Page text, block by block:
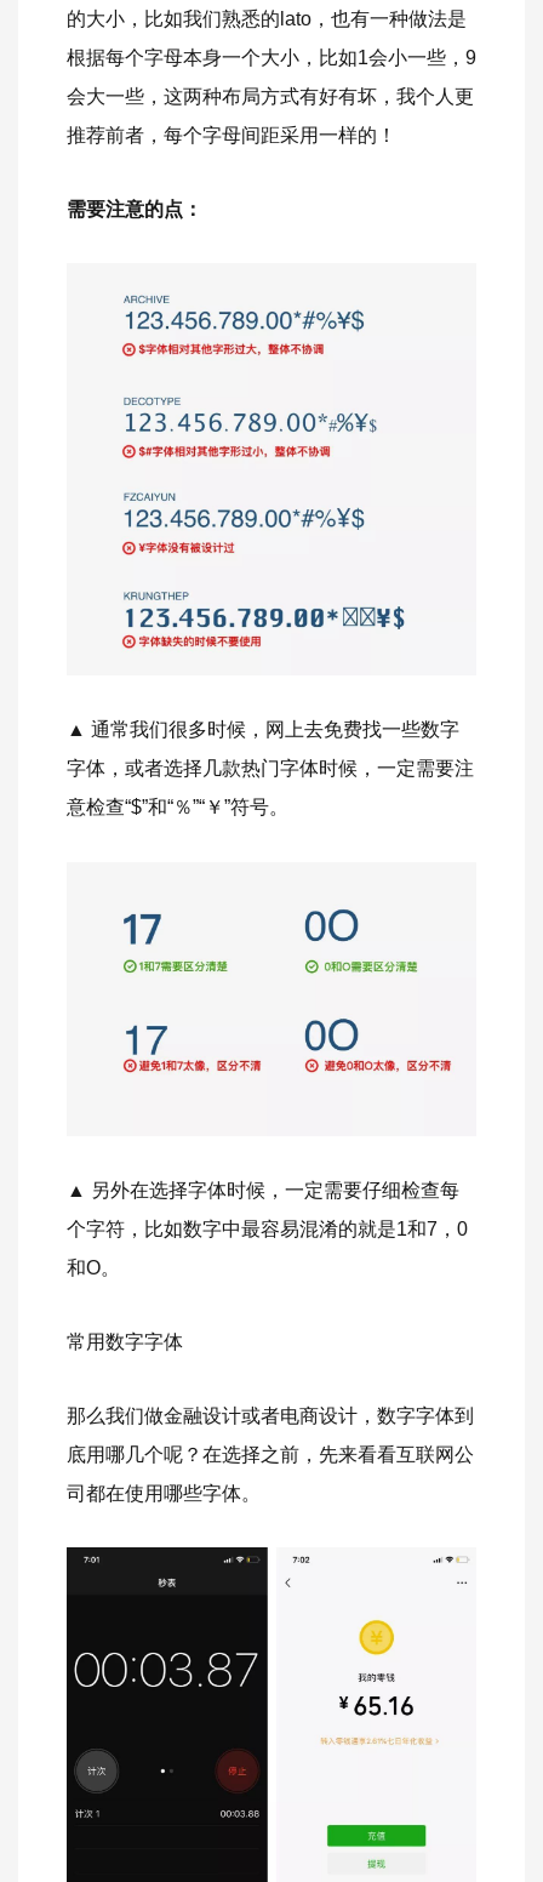
的大小，比如我们熟悉的lato，也有一种做法是
根据每个字母本身一个大小，比如1会小一些，9
会大一些，这两种布局方式有好有坏，我个人更
推荐前者，每个字母间距采用一样的！
需要注意的点：
▲ 通常我们很多时候，网上去免费找一些数字
字体，或者选择几款热门字体时候，一定需要注
意检查“$”和“％”“￥”符号。
▲ 另外在选择字体时候，一定需要仔细检查每
个字符，比如数字中最容易混淆的就是1和7，0
和O。
常用数字字体
那么我们做金融设计或者电商设计，数字字体到
底用哪几个呢？在选择之前，先来看看互联网公
司都在使用哪些字体。